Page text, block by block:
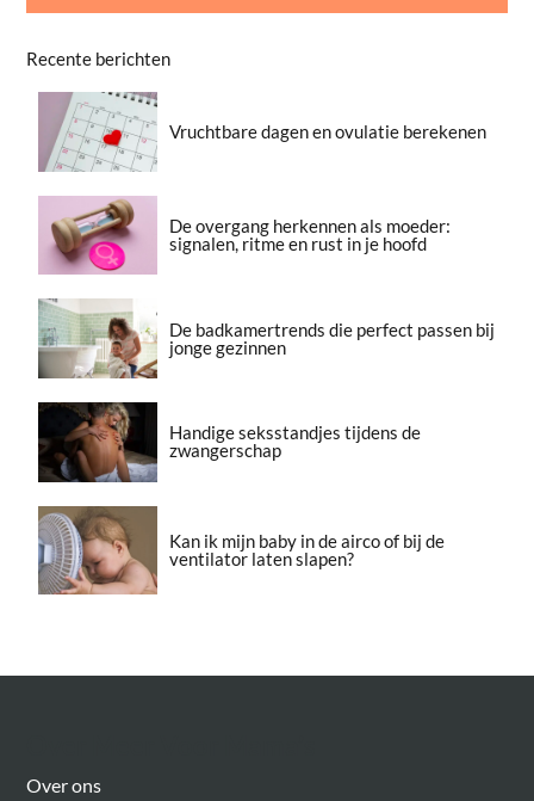
Recente berichten
Vruchtbare dagen en ovulatie berekenen
De overgang herkennen als moeder:
signalen, ritme en rust in je hoofd
De badkamertrends die perfect passen bij
jonge gezinnen
Handige seksstandjes tijdens de
zwangerschap
Kan ik mijn baby in de airco of bij de
ventilator laten slapen?
Over ons